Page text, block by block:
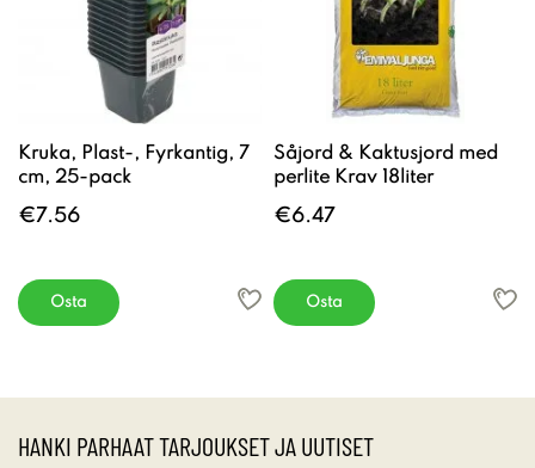
Kruka, Plast-, Fyrkantig, 7
cm, 25-pack
€7.56
Osta
Såjord & Kaktusjord med
perlite Krav 18liter
€6.47
Osta
HANKI PARHAAT TARJOUKSET JA UUTISET